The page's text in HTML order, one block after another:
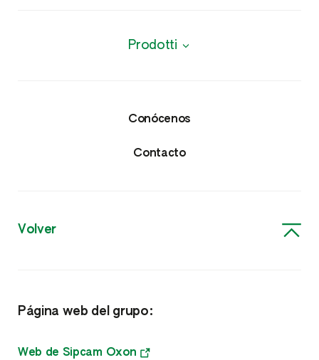
Prodotti
Protección de cultivos
Insecticidas y Nematicidas
Nutrientes
Bioestimulantes
Conócenos
Contacto
Volver
Página web del grupo:
Web de Sipcam Oxon